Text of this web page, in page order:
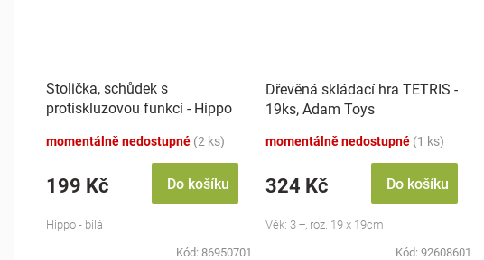
Stolička, schůdek s
protiskluzovou funkcí - Hippo
momentálně nedostupné (2 ks)
199 Kč Do košíku
Hippo - bílá
Kód: 86950701
Dřevěná skládací hra TETRIS -
19ks, Adam Toys
momentálně nedostupné (1 ks)
324 Kč Do košíku
Věk: 3 +, roz. 19 x 19cm
Kód: 92608601